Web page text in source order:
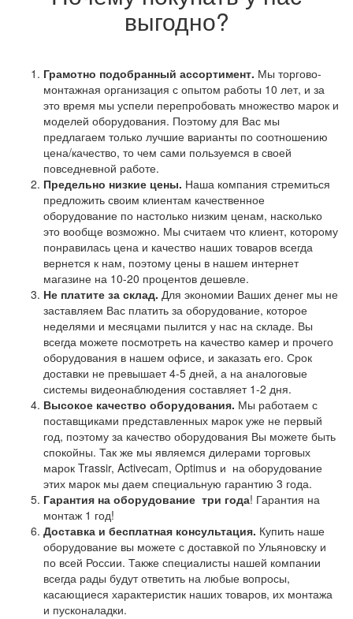
выгодно?
Грамотно подобранный ассортимент. Мы торгово-
монтажная организация с опытом работы 10 лет, и за
это время мы успели перепробовать множество марок и
моделей оборудования. Поэтому для Вас мы
предлагаем только лучшие варианты по соотношению
цена/качество, то чем сами пользуемся в своей
повседневной работе.
Предельно низкие цены. Наша компания стремиться
предложить своим клиентам качественное
оборудование по настолько низким ценам, насколько
это вообще возможно. Мы считаем что клиент, которому
понравилась цена и качество наших товаров всегда
вернется к нам, поэтому цены в нашем интернет
магазине на 10-20 процентов дешевле.
Не платите за склад. Для экономии Ваших денег мы не
заставляем Вас платить за оборудование, которое
неделями и месяцами пылится у нас на складе. Вы
всегда можете посмотреть на качество камер и прочего
оборудования в нашем офисе, и заказать его. Срок
доставки не превышает 4-5 дней, а на аналоговые
системы видеонаблюдения составляет 1-2 дня.
Высокое качество оборудования. Мы работаем с
поставщиками представленных марок уже не первый
год, поэтому за качество оборудования Вы можете быть
спокойны. Так же мы являемся дилерами торговых
марок Trassir, Activecam, Optimus и на оборудование
этих марок мы даем специальную гарантию 3 года.
Гарантия на оборудование три года! Гарантия на
монтаж 1 год!
Доставка и бесплатная консультация. Купить наше
оборудование вы можете с доставкой по Ульяновску и
по всей России. Также специалисты нашей компании
всегда рады будут ответить на любые вопросы,
касающиеся характеристик наших товаров, их монтажа
и пусконаладки.